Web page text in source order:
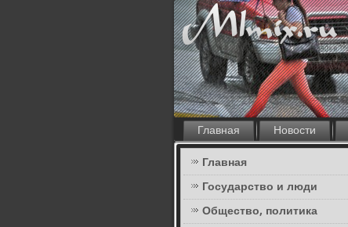
Главная Новости
Главная
Государство и люди
Общество, политика